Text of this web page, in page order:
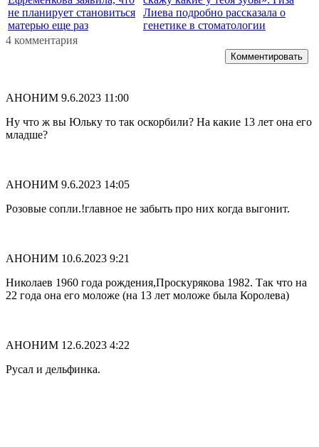
не планирует становиться
матерью еще раз
Лиева подробно рассказала о
генетике в стоматологии
4 комментария
Комментировать
АНОНИМ 9.6.2023 11:00
Ну что ж вы Юльку то так оскорбили? На какие 13 лет она его
младше?
АНОНИМ 9.6.2023 14:05
Розовые сопли.!главное не забыть про них когда выгонит.
АНОНИМ 10.6.2023 9:21
Николаев 1960 года рождения,Проскурякова 1982. Так что на
22 года она его моложе (на 13 лет моложе была Королева)
АНОНИМ 12.6.2023 4:22
Русал и дельфинка.